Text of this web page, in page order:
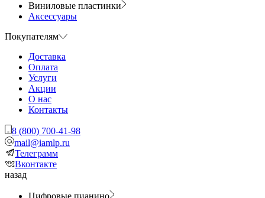
Виниловые пластинки
Аксессуары
Покупателям
Доставка
Оплата
Услуги
Акции
О нас
Контакты
8 (800) 700-41-98
mail@iamlp.ru
Телеграмм
Вконтакте
назад
Цифровые пианино